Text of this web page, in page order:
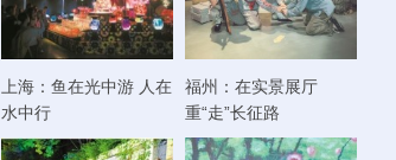
上海：鱼在光中游 人在
水中行
福州：在实景展厅
重“走”长征路